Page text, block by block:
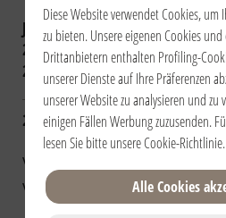
Jahr auswählen: 2019 2018
2016 2015 2014 2013 2012
2010 2009
22.04.2011 | 15:00 | Perù
| Lima
Villa Tusan - Chosica
Via Crucis
Diese Website verwendet Cookies, um
zu bieten. Unsere eigenen Cookies
Drittanbietern enthalten Profiling-
unserer Dienste auf Ihre Präferenzen
unserer Website zu analysieren und
einigen Fällen Werbung zuzusenden.
lesen Sie bitte unsereCookie-Richtlinie.
Alle Cookies